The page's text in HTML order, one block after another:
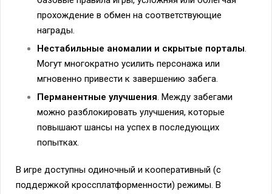
прохождение в обмен на соответствующие
награды.
Нестабильные аномалии и скрытые порталы.
Могут многократно усилить персонажа или
мгновенно привести к завершению забега.
Перманентные улучшения. Между забегами
можно разблокировать улучшения, которые
повышают шансы на успех в последующих
попытках.
В игре доступны одиночный и кооперативный (с
поддержкой кроссплатформенности) режимы. В